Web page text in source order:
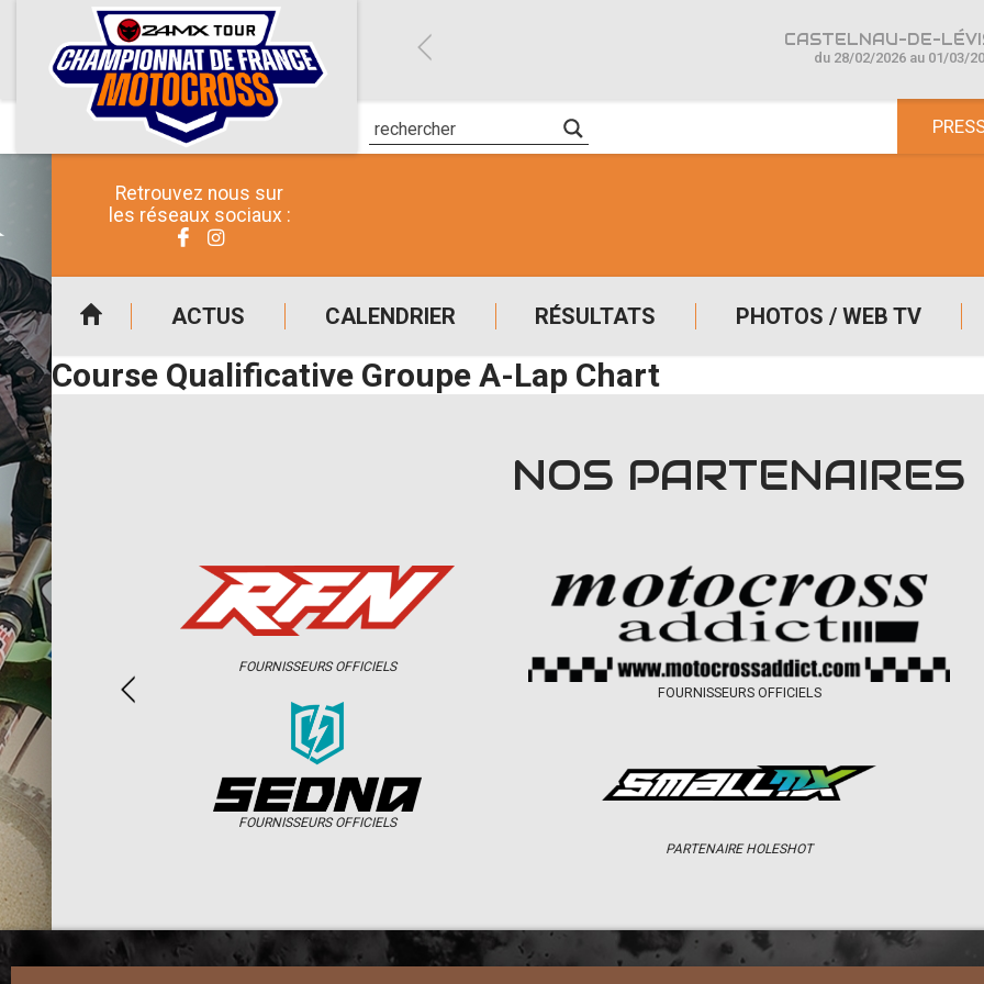
Retrouvez nous sur
les réseaux sociaux :
ACTUS CALENDRIER RÉSULTATS PHOTOS / WEB TV
CASTELNAU-DE-
du 28/02/2026 au 01/03/
Course Qualificative Groupe A-Lap Chart
NOS PARTENAIRES
FOURNISSEURS OFFICIELS
FOURNISSEURS OFFICIELS
FOURNISSEURS OFFICIELS
PARTENAIRE HOLESHOT